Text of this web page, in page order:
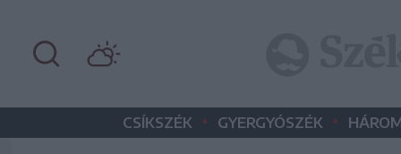
CSÍKSZÉK • GYERGYÓSZÉK •